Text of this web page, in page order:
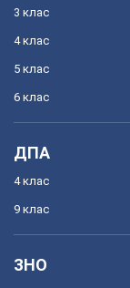
3 клас
4 клас
5 клас
6 клас
ДПА
4 клас
9 клас
ЗНО